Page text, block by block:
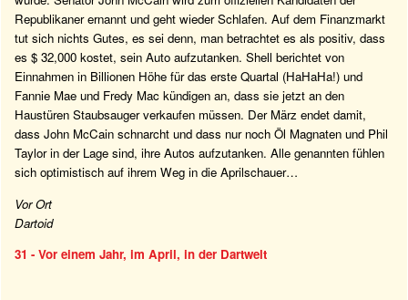
Republikaner ernannt und geht wieder Schlafen. Auf dem Finanzmarkt
tut sich nichts Gutes, es sei denn, man betrachtet es als positiv, dass
es $ 32,000 kostet, sein Auto aufzutanken. Shell berichtet von
Einnahmen in Billionen Höhe für das erste Quartal (HaHaHa!) und
Fannie Mae und Fredy Mac kündigen an, dass sie jetzt an den
Haustüren Staubsauger verkaufen müssen. Der März endet damit,
dass John McCain schnarcht und dass nur noch Öl Magnaten und Phil
Taylor in der Lage sind, ihre Autos aufzutanken. Alle genannten fühlen
sich optimistisch auf ihrem Weg in die Aprilschauer…
Vor Ort
Dartoid
31 - Vor einem Jahr, im April, in der Dartwelt